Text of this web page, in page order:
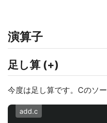
演算子
足し算 (+)
今度は足し算です。Cのソー
add.c